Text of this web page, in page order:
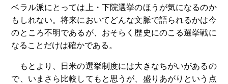
ベラル派にとっては上・下院選挙のほうが気になるのか
もしれない。将来においてどんな文脈で語られるかは今
のところ不明であるが、おそらく歴史にのこる選挙戦に
なることだけは確かである。
もとより、日米の選挙制度には大きなちがいがあるの
で、いまさら比較してもと思うが、盛りあがりという点